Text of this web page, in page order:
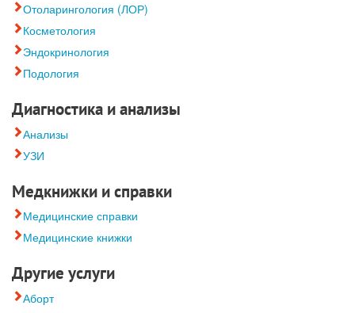
Отоларингология (ЛОР)
Косметология
Эндокринология
Подология
Диагностика и анализы
Анализы
УЗИ
Медкнижки и справки
Медицинские справки
Медицинские книжки
Другие услуги
Аборт